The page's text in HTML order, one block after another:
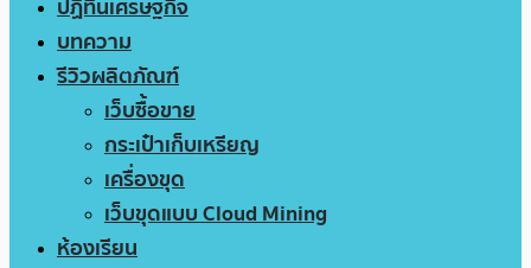
ปฏิทินเศรษฐกิจ
บทความ
รีวิวผลิตภัณฑ์
เว็บซื้อขาย
กระเป๋าเก็บเหรียญ
เครื่องขุด
เว็บขุดแบบ Cloud Mining
ห้องเรียน